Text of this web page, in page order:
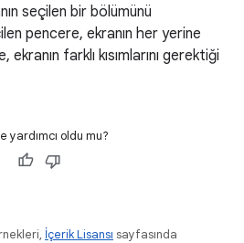
seçilen bir bölümünü
pencere, ekranın her yerine
farklı kısımlarını gerektiği
yardımcı oldu mu?
İçerik Lisansı sayfasında